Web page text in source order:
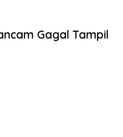
Gagal Tampil